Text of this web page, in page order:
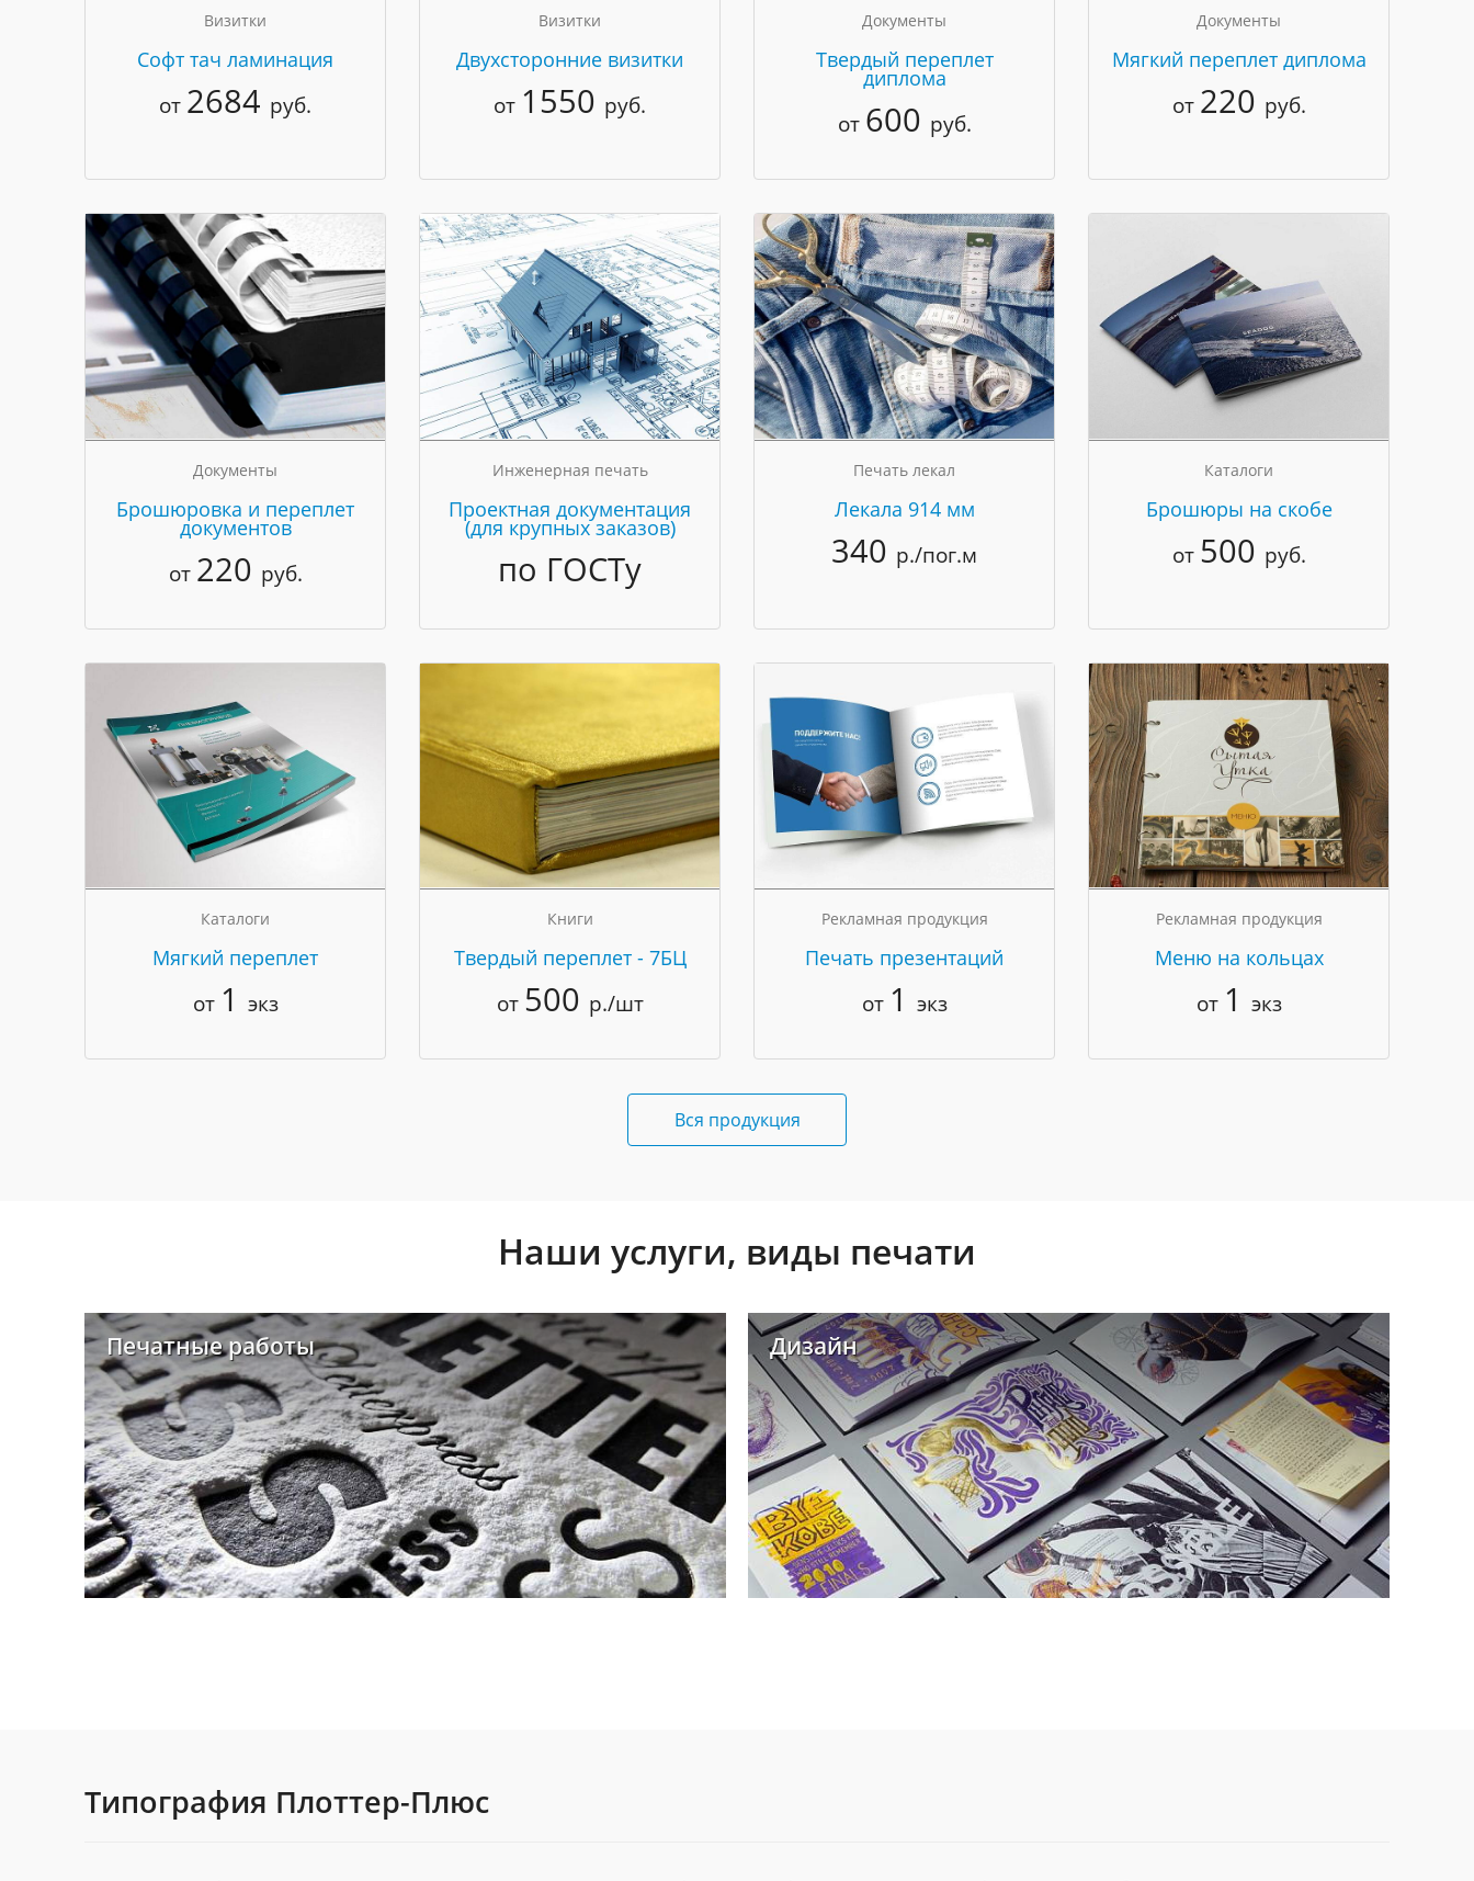
Визитки
Cофт тач ламинация
от 2684 руб.
Визитки
Двухсторонние визитки
от 1550 руб.
Документы
Твердый переплет
диплома
от 600 руб.
Документы
Мягкий переплет диплома
от 220 руб.
Документы
Брошюровка и переплет
документов
от 220 руб.
Инженерная печать
Проектная документация
(для крупных заказов)
по ГОСТу
Печать лекал
Лекала 914 мм
340 р./пог.м
Каталоги
Брошюры на скобе
от 500 руб.
Каталоги
Мягкий переплет
от 1 экз
Книги
Твердый переплет - 7БЦ
от 500 р./шт
Рекламная продукция
Печать презентаций
от 1 экз
Рекламная продукция
Меню на кольцах
от 1 экз
Вся продукция
Наши услуги, виды печати
Печатные работы Дизайн
Типография Плоттер-Плюс